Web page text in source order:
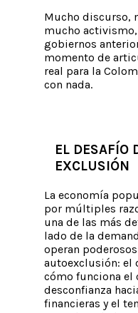
Mucho discurso,
mucho
gobiernos
momento de
real para la
con nada.
EL DESAFÍO
EXCLUSIÓN
La economía
por múltiples
una de las más
lado de la
operan
autoexclusión: el
cómo funciona el
desconfianza
financieras y el